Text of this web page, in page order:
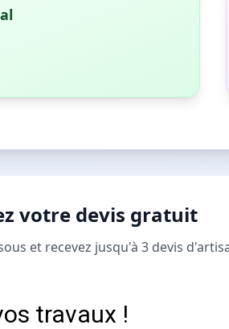
votre devis gratuit
et recevez jusqu'à 3 devis
travaux !